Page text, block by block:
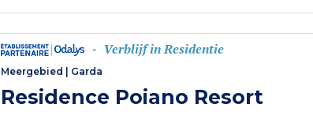
- Verblijf in Residentie
Meergebied Garda
Residence Poiano Resort